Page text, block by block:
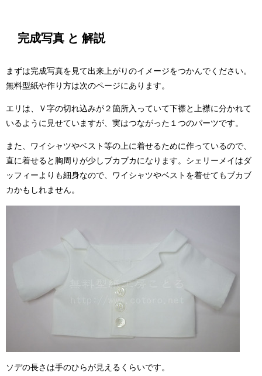
完成写真 と 解説
まずは完成写真を見て出来上がりのイメージをつかんでください。
無料型紙や作り方は次のページにあります。
エリは、Ｖ字の切れ込みが２箇所入っていて下襟と上襟に分かれて
いるように見せていますが、実はつながった１つのパーツです。
また、ワイシャツやベスト等の上に着せるために作っているので、
直に着せると胸周りが少しブカブカになります。シェリーメイはダ
ッフィーよりも細身なので、ワイシャツやベストを着せてもブカブ
カかもしれません。
ソデの長さは手のひらが見えるくらいです。